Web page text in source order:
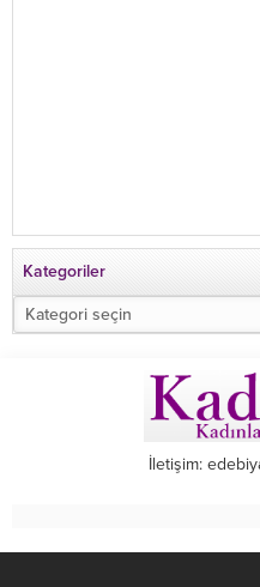
Kategoriler
Kategoriler
İletişim: